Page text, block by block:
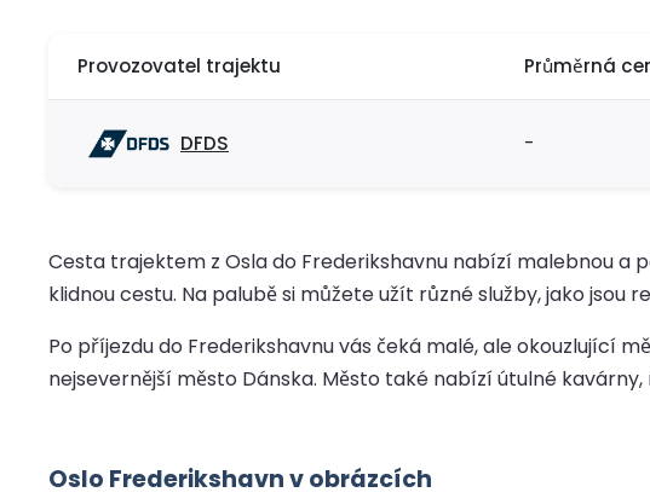
Provozovatel trajektu Průměrná
DFDS -
Cesta trajektem z Osla do Frederikshavnu nabízí malebnou
klidnou cestu. Na palubě si můžete užít různé služby, jako jsou
Po příjezdu do Frederikshavnu vás čeká malé, ale okouzlující
nejsevernější město Dánska. Město také nabízí útulné
Oslo Frederikshavn v obrázcích